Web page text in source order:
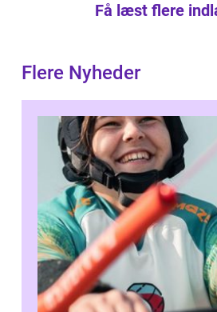
Få læst flere
Flere Nyheder